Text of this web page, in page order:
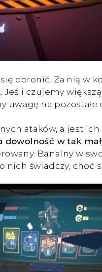
obronić. Za nią w
Jeśli czujemy
na pozostałe
ataków, a jest
dowolność w tak
Banalny w
nich świadczy, choć